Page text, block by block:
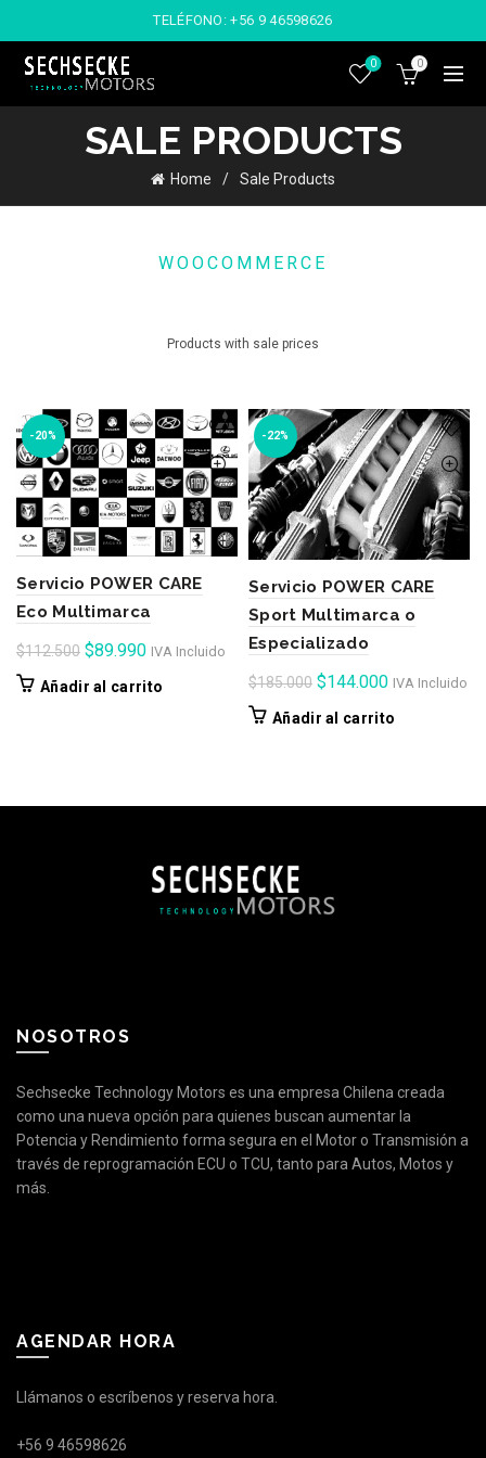
TELÉFONO:+56 9 46598626
0 0
SALE PRODUCTS
Home Sale Products
WOOCOMMERCE
Products with sale prices
-20%
Servicio POWER CARE
Eco Multimarca
$112.500 El
precio
$89.990El
precio
IVA Incluido
Añadir al carrito
-22%
Servicio POWER CARE
Sport Multimarca o
Especializado
$185.000 El
precio
$144.000ElIVA Incluido
Añadir al carrito
NOSOTROS
Sechsecke Technology Motors es una empresa Chilena creada
como una nueva opción para quienes buscan aumentar la
Potencia y Rendimiento forma segura en el Motor o Transmisión a
través de reprogramación ECU o TCU, tanto para Autos, Motos y
más.
AGENDAR HORA
Llámanos o escríbenos y reserva hora.
+56 9 46598626